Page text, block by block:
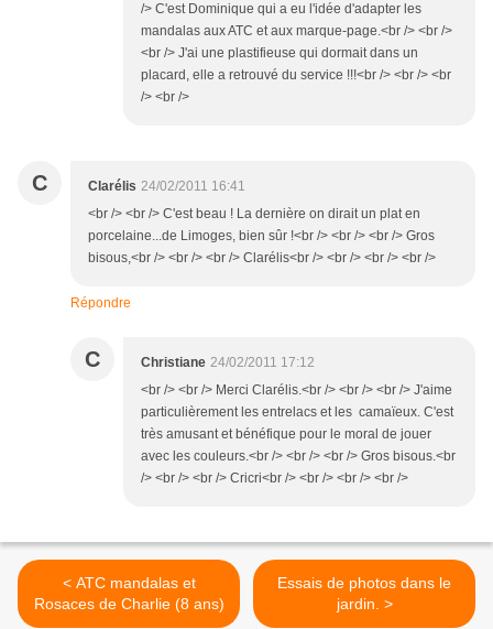
/> C'est Dominique qui a eu l'idée d'adapter les
mandalas aux ATC et aux marque-page.<br /> <br />
<br /> J'ai une plastifieuse qui dormait dans un
placard, elle a retrouvé du service !!!<br /> <br /> <br
/> <br />
C Clarélis 24/02/2011 16:41
<br /> <br /> C'est beau ! La dernière on dirait un plat en
porcelaine...de Limoges, bien sûr !<br /> <br /> <br /> Gros
bisous,<br /> <br /> <br /> Clarélis<br /> <br /> <br /> <br />
Répondre
C Christiane 24/02/2011 17:12
<br /> <br /> Merci Clarélis.<br /> <br /> <br /> J'aime
particulièrement les entrelacs et les camaïeux. C'est
très amusant et bénéfique pour le moral de jouer
avec les couleurs.<br /> <br /> <br /> Gros bisous.<br
/> <br /> <br /> Cricri<br /> <br /> <br /> <br />
< ATC mandalas et
Rosaces de Charlie (8 ans)
Essais de photos dans le
jardin. >